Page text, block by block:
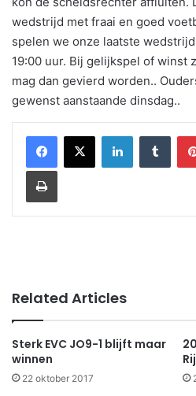
wedstrijd met fraai en goed
spelen we onze laatste
19:00 uur. Bij gelijkspel of winst
mag dan gevierd worden..
gewenst aanstaande dinsdag..
LinkedIn
Print
Related Articles
Sterk EVC JO9-1 blijft maar
winnen
22 oktober 2017